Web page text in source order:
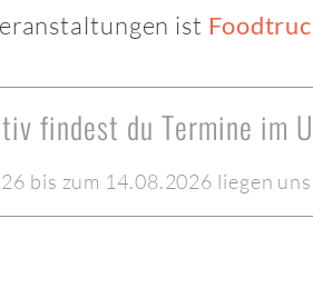
ist
findest du Termine im
bis zum 14.08.2026 liegen